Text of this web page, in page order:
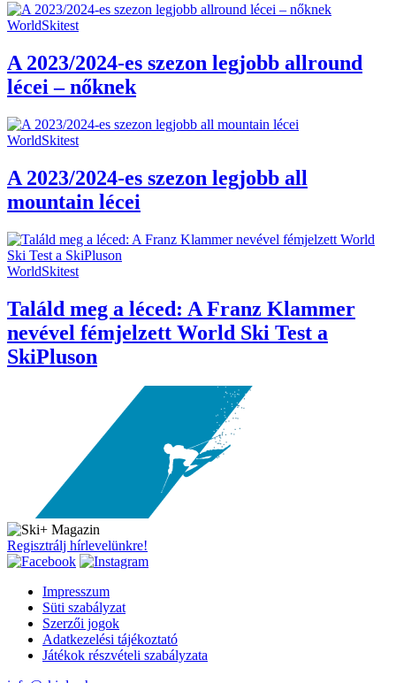
WorldSkitest
A 2023/2024-es szezon legjobb allround
lécei – nőknek
WorldSkitest
A 2023/2024-es szezon legjobb all
mountain lécei
WorldSkitest
Találd meg a léced: A Franz Klammer
nevével fémjelzett World Ski Test a
SkiPluson
Regisztrálj hírlevelünkre!
Impresszum
Süti szabályzat
Szerzői jogok
Adatkezelési tájékoztató
Játékok részvételi szabályzata